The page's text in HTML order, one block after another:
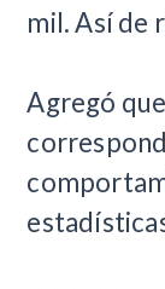
mil. Así de
Agregó